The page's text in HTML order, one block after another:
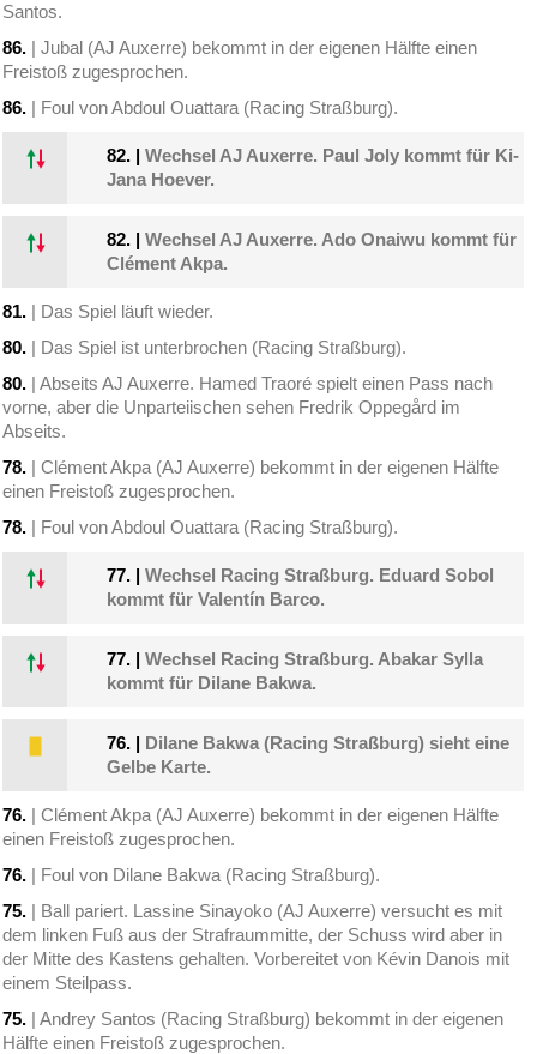
Santos.
86. | Jubal (AJ Auxerre) bekommt in der eigenen Hälfte einen
Freistoß zugesprochen.
86. | Foul von Abdoul Ouattara (Racing Straßburg).
82. |Wechsel AJ Auxerre. Paul Joly kommt für Ki-
Jana Hoever.
82. |Wechsel AJ Auxerre. Ado Onaiwu kommt für
Clément Akpa.
81. | Das Spiel läuft wieder.
80. | Das Spiel ist unterbrochen (Racing Straßburg).
80. | Abseits AJ Auxerre. Hamed Traoré spielt einen Pass nach
vorne, aber die Unparteiischen sehen Fredrik Oppegård im
Abseits.
78. | Clément Akpa (AJ Auxerre) bekommt in der eigenen Hälfte
einen Freistoß zugesprochen.
78. | Foul von Abdoul Ouattara (Racing Straßburg).
77. |Wechsel Racing Straßburg. Eduard Sobol
kommt für Valentín Barco.
77. |Wechsel Racing Straßburg. Abakar Sylla
kommt für Dilane Bakwa.
76. | Dilane Bakwa (Racing Straßburg) sieht eine
Gelbe Karte.
76. | Clément Akpa (AJ Auxerre) bekommt in der eigenen Hälfte
einen Freistoß zugesprochen.
76. | Foul von Dilane Bakwa (Racing Straßburg).
75. | Ball pariert. Lassine Sinayoko (AJ Auxerre) versucht es mit
dem linken Fuß aus der Strafraummitte, der Schuss wird aber in
der Mitte des Kastens gehalten. Vorbereitet von Kévin Danois mit
einem Steilpass.
75. | Andrey Santos (Racing Straßburg) bekommt in der eigenen
Hälfte einen Freistoß zugesprochen.